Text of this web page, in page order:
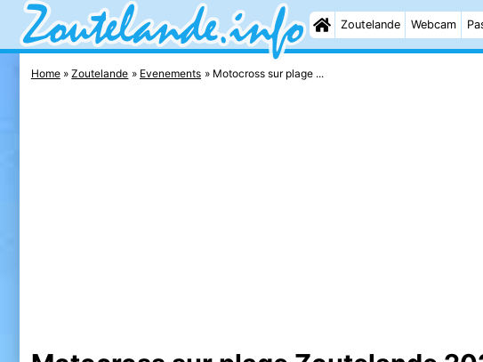
Zoutelande Webcam
Home Zoutelande Evenements Motocross sur plage ...